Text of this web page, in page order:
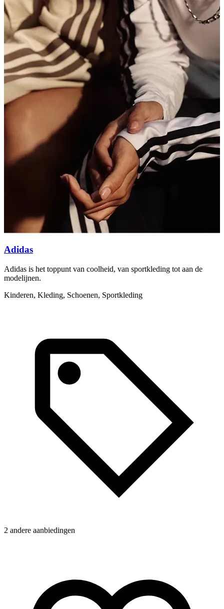
Adidas
Adidas is het toppunt van coolheid, van sportkleding tot aan de
modelijnen.
Kinderen, Kleding, Schoenen, Sportkleding
2 andere aanbiedingen